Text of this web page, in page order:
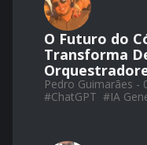
O Futuro do
Transforma
Pedro Guimarães -
#ChatGPT #IA